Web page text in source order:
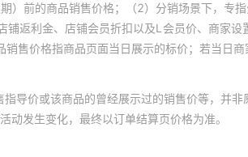
）前的商品销售价格；（2）分销场景下，专
返利金、店铺会员折扣以及L会员价、商家
价格指商品页面当日展示的标价；若当日
导价或该商品的曾经展示过的销售价等，并非
发生变化，最终以订单结算页价格为准。